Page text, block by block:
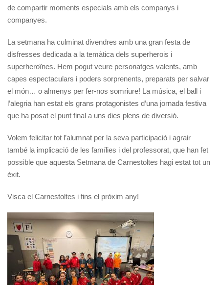
de compartir moments especials amb els companys i
companyes.
La setmana ha culminat divendres amb una gran festa de
disfresses dedicada a la temàtica dels superherois i
superheroïnes. Hem pogut veure personatges valents, amb
capes espectaculars i poders sorprenents, preparats per salvar
el món… o almenys per fer-nos somriure! La música, el ball i
l’alegria han estat els grans protagonistes d’una jornada festiva
que ha posat el punt final a uns dies plens de diversió.
Volem felicitar tot l’alumnat per la seva participació i agrair
també la implicació de les famílies i del professorat, que han fet
possible que aquesta Setmana de Carnestoltes hagi estat tot un
èxit.
Visca el Carnestoltes i fins el pròxim any!